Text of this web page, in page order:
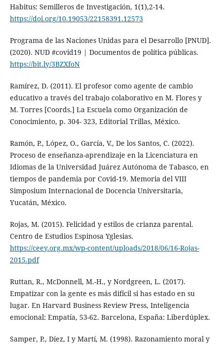
Habitus: Semilleros de Investigación, 1(1),2-14.
https://doi.org/10.19053/22158391.12573
Programa de las Naciones Unidas para el Desarrollo [PNUD].
(2020). NUD #covid19 | Documentos de política públicas.
https://bit.ly/3BZXfoN
Ramírez, D. (2011). El profesor como agente de cambio
educativo a través del trabajo colaborativo en M. Flores y
M. Torres [Coords.] La Escuela como Organización de
Conocimiento, p. 304- 323, Editorial Trillas, México.
Ramón, P., López, O., García, V., De los Santos, C. (2022).
Proceso de enseñanza-aprendizaje en la Licenciatura en
Idiomas de la Universidad Juárez Autónoma de Tabasco, en
tiempos de pandemia por Covid-19. Memoria del VIII
Simposium Internacional de Docencia Universitaria,
Yucatán, México.
Rojas, M. (2015). Felicidad y estilos de crianza parental.
Centro de Estudios Espinosa Yglesias.
https://ceey.org.mx/wp-content/uploads/2018/06/16-Rojas-
2015.pdf
Ruttan, R., McDonnell, M.-H., y Nordgreen, L. (2017).
Empatizar con la gente es más difícil si has estado en su
lugar. En Harvard Business Review Press, Inteligencia
emocional: Empatía, 53-62. Barcelona, España: Liberdúplex.
Samper, P., Díez, I y Martí, M. (1998). Razonamiento moral y